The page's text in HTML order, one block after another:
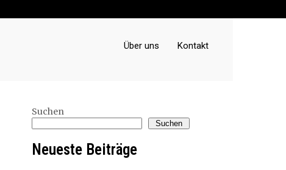
Über uns Kontakt
Suchen
Suchen
Neueste Beiträge